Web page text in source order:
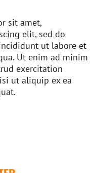
sit amet,
elit, sed do
ut labore et
Ut enim ad minim
exercitation
ut aliquip ex ea